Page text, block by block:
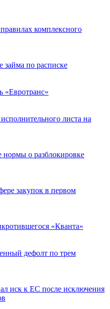
комплексного
займа по расписке
«Евротранс»
листа на
о разблокировке
закупок в первом
«Кванта»
дефолт по трем
иск к ЕС после исключения